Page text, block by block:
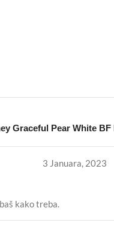
Graceful Pear White
3 Januara, 2023
kako treba.